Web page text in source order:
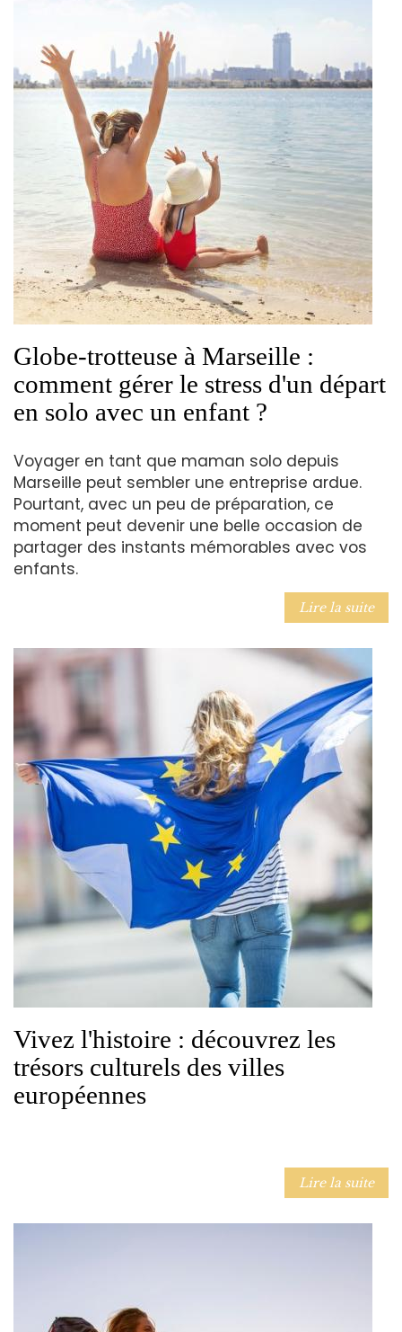
Globe-trotteuse à Marseille :
comment gérer le stress d'un départ
en solo avec un enfant ?
Voyager en tant que maman solo depuis
Marseille peut sembler une entreprise ardue.
Pourtant, avec un peu de préparation, ce
moment peut devenir une belle occasion de
partager des instants mémorables avec vos
enfants.
Lire la suite
Vivez l'histoire : découvrez les
trésors culturels des villes
européennes
Lire la suite